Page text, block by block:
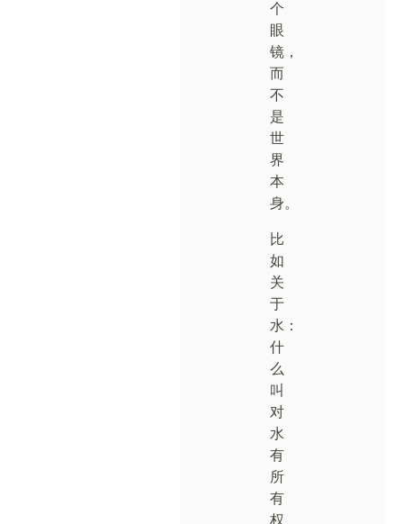
个
眼
镜，
而
不
是
世
界
本
身。
比
如
关
于
水：
什
么
叫
对
水
有
所
有
权